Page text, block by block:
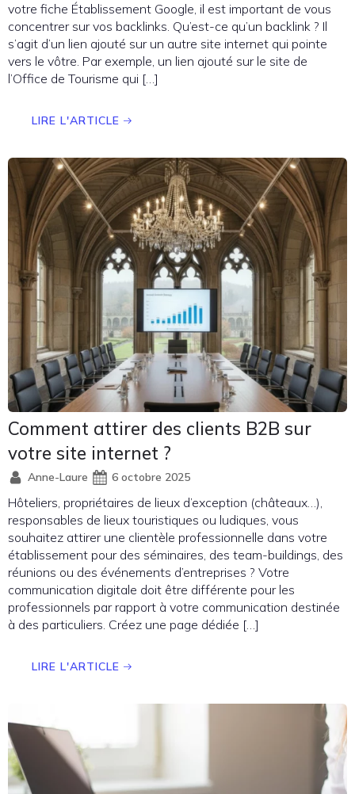
votre fiche Établissement Google, il est important de vous
concentrer sur vos backlinks. Qu’est-ce qu’un backlink ? Il
s’agit d’un lien ajouté sur un autre site internet qui pointe
vers le vôtre. Par exemple, un lien ajouté sur le site de
l’Office de Tourisme qui […]
LIRE L'ARTICLE
Comment attirer des clients B2B sur
votre site internet ?
Anne-Laure 6 octobre 2025
Hôteliers, propriétaires de lieux d’exception (châteaux…),
responsables de lieux touristiques ou ludiques, vous
souhaitez attirer une clientèle professionnelle dans votre
établissement pour des séminaires, des team-buildings, des
réunions ou des événements d’entreprises ? Votre
communication digitale doit être différente pour les
professionnels par rapport à votre communication destinée
à des particuliers. Créez une page dédiée […]
LIRE L'ARTICLE